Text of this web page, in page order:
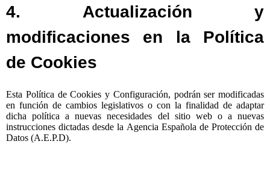
4. Actualización y
modificaciones en la Política
de Cookies
Esta Política de Cookies y Configuración, podrán ser modificadas
en función de cambios legislativos o con la finalidad de adaptar
dicha política a nuevas necesidades del sitio web o a nuevas
instrucciones dictadas desde la Agencia Española de Protección de
Datos (A.E.P.D).